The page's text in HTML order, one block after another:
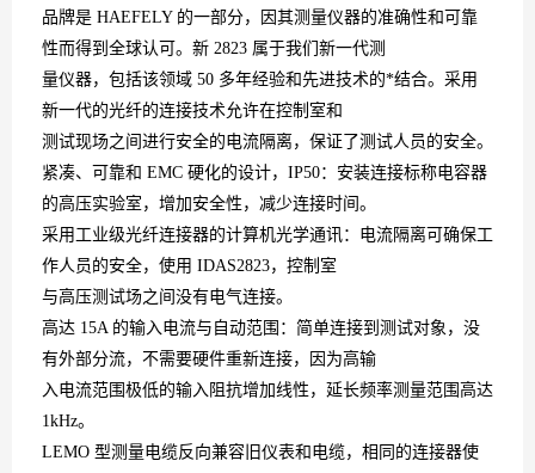
品牌是 HAEFELY 的一部分，因其测量仪器的准确性和可靠
性而得到全球认可。新 2823 属于我们新一代测
量仪器，包括该领域 50 多年经验和先进技术的*结合。采用
新一代的光纤的连接技术允许在控制室和
测试现场之间进行安全的电流隔离，保证了测试人员的安全。
紧凑、可靠和 EMC 硬化的设计，IP50：安装连接标称电容器
的高压实验室，增加安全性，减少连接时间。
采用工业级光纤连接器的计算机光学通讯：电流隔离可确保工
作人员的安全，使用 IDAS2823，控制室
与高压测试场之间没有电气连接。
高达 15A 的输入电流与自动范围：简单连接到测试对象，没
有外部分流，不需要硬件重新连接，因为高输
入电流范围极低的输入阻抗增加线性，延长频率测量范围高达
1kHz。
LEMO 型测量电缆反向兼容旧仪表和电缆，相同的连接器使